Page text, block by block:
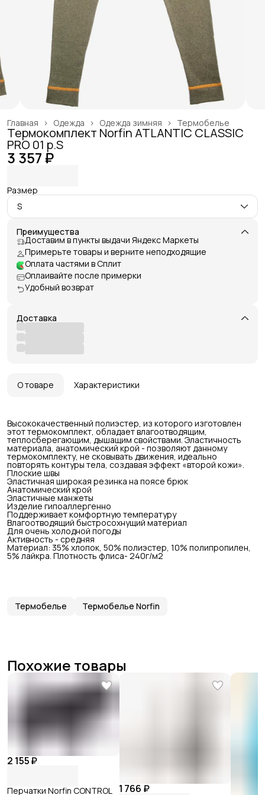
Термобелье
Одежда зимняя ›
Одежда ›
Главная ›
Термокомплект Norfin ATLANTIC CLASSIC
PRO 01 р.S
3 357 ₽
Размер
S
Преимущества
Доставим в пункты выдачи Яндекс Маркеты
Примерьте товары и верните неподходящие
Оплата частями в Сплит
Оплаивайте после примерки
Удобный возврат
Доставка
О товаре Характеристики
Высококачественный полиэстер, из которого изготовлен
этот термокомплект, обладает влагоотводящим,
теплосберегающим, дышащим свойствами. Эластичность
материала, анатомический крой - позволяют данному
термокомплекту, не сковывать движения, идеально
повторять контуры тела, создавая эффект «второй кожи».
Плоские швы
Эластичная широкая резинка на поясе брюк
Анатомический крой
Эластичные манжеты
Изделие гипоаллергенно
Поддерживает комфортную температуру
Влагоотводящий быстросохнущий материал
Для очень холодной погоды
Активность - средняя
Материал: 35% хлопок, 50% полиэстер, 10% полипропилен,
5% лайкра. Плотность флиса- 240г/м2
Термобелье Термобелье Norfin
Похожие товары
2 155 ₽
Перчатки Norfin CONTROL 1 766 ₽